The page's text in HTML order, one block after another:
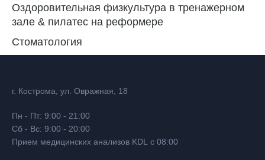
Оздоровительная физкультура в тренажерном
зале & пилатес на реформере
Стоматология
г. Кострома, ул. Овражная, 18
Пн - Пт: 9:00 - 21:00
Сб - Вс: 9:00 - 20:00
Прием медицинских анализов KDL с 08:00